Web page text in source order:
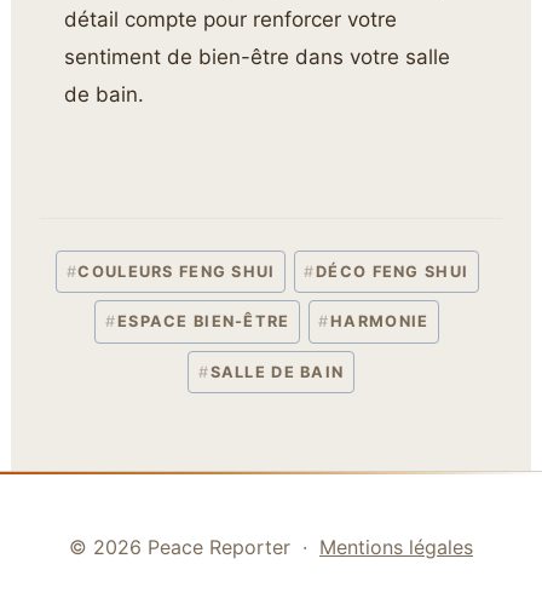
détail compte pour renforcer votre
sentiment de bien-être dans votre salle
de bain.
Étiquettes de la publication :
#COULEURS FENG SHUI # DÉCO FENG SHUI
# ESPACE BIEN-ÊTRE # HARMONIE
#SALLE DE BAIN
© 2026 Peace Reporter · Mentions légales